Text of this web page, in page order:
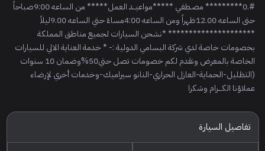
#.0********* مصـطفي *****مواعيــد العمل***** من الساعه 9:00صباحاً
حتى الساعه 12.00ظهراً ومن الساعه 4:00مساءً حتي الساعه 9.00ليلاً
********************* *نشحن السيارات لجميع مناطق المملكة
بخصومات خاصة لدي شركة البسامي الدولية :- * خدمة العناية الالي للسيارات
الخاصة بالمعرض ونقدم لكم خصومات تصل حتي50%وضمان 10 سنوات
(التظليل-الحماية-العازل الحراري-النانو سيراميك-وخدمات أخري لإرضاء
عملاؤنا الكـــرام وشكرا
تفاصيل السيارة